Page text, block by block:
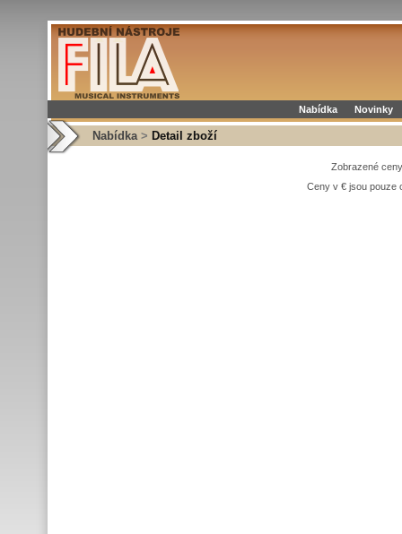
Nabídka Novinky
Nabídka > Detail zboží
Zobrazené
Ceny v € jsou pouze